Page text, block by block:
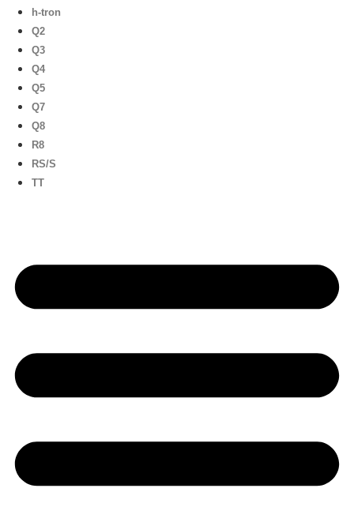
h-tron
Q2
Q3
Q4
Q5
Q7
Q8
R8
RS/S
TT